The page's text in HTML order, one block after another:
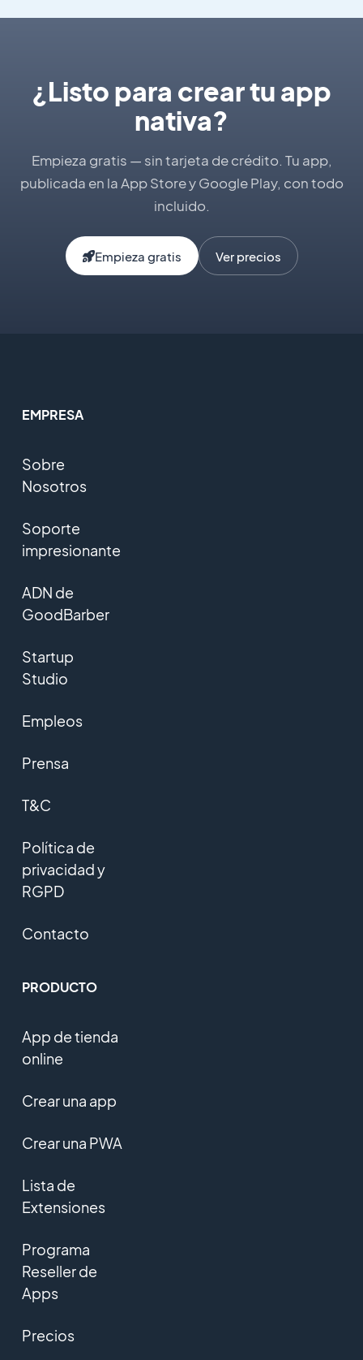
¿Listo para crear tu app
nativa?
Empieza gratis — sin tarjeta de crédito. Tu app,
publicada en la App Store y Google Play, con todo
incluido.
Empieza gratis Ver precios
EMPRESA
Sobre
Nosotros
Soporte
impresionante
ADN de
GoodBarber
Startup
Studio
Empleos
Prensa
T&C
Política de
privacidad y
RGPD
Contacto
PRODUCTO
App de tienda
online
Crear una app
Crear una PWA
Lista de
Extensiones
Programa
Reseller de
Apps
Precios